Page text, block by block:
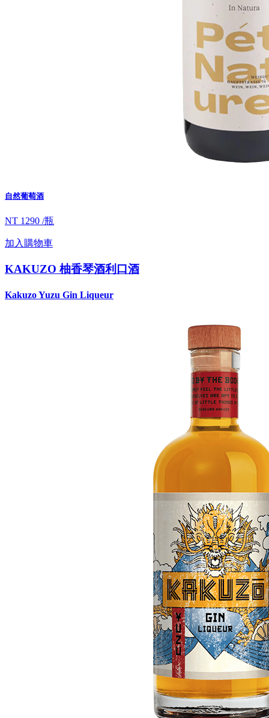
自然葡萄酒
NT 1290 /瓶
加入購物車
KAKUZO 柚香琴酒利口酒
Kakuzo Yuzu Gin Liqueur